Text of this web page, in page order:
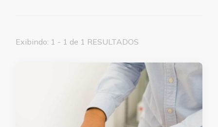
Exibindo: 1 - 1 de 1 RESULTADOS